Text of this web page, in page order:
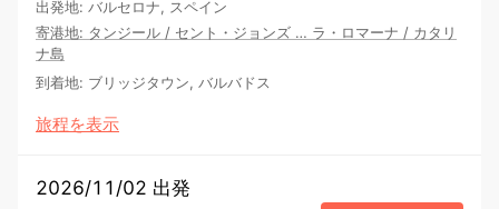
出発地: バルセロナ, スペイン
寄港地: タンジール / セント・ジョンズ … ラ・ロマーナ / カタリ
ナ島
到着地: ブリッジタウン, バルバドス
旅程を表示
2026/11/02 出発